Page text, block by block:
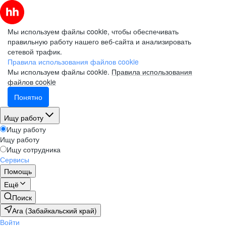
Мы используем файлы cookie, чтобы обеспечивать
правильную работу нашего веб-сайта и анализировать
сетевой трафик.
Правила использования файлов cookie
Мы используем файлы cookie. Правила использования
файлов cookie
Понятно
Ищу работу
Ищу работу
Ищу работу
Ищу сотрудника
Сервисы
Помощь
Ещё
Поиск
Ага (Забайкальский край)
Войти